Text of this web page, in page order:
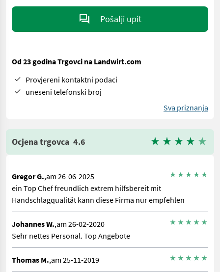
Pošalji upit
Od 23 godina Trgovci na Landwirt.com
Provjereni kontaktni podaci
uneseni telefonski broj
Sva priznanja
Ocjena trgovca 4.6
Gregor G.,am 26-06-2025
ein Top Chef freundlich extrem hilfsbereit mit
Handschlagqualität kann diese Firma nur empfehlen
Johannes W.,am 26-02-2020
Sehr nettes Personal. Top Angebote
Thomas M.,am 25-11-2019